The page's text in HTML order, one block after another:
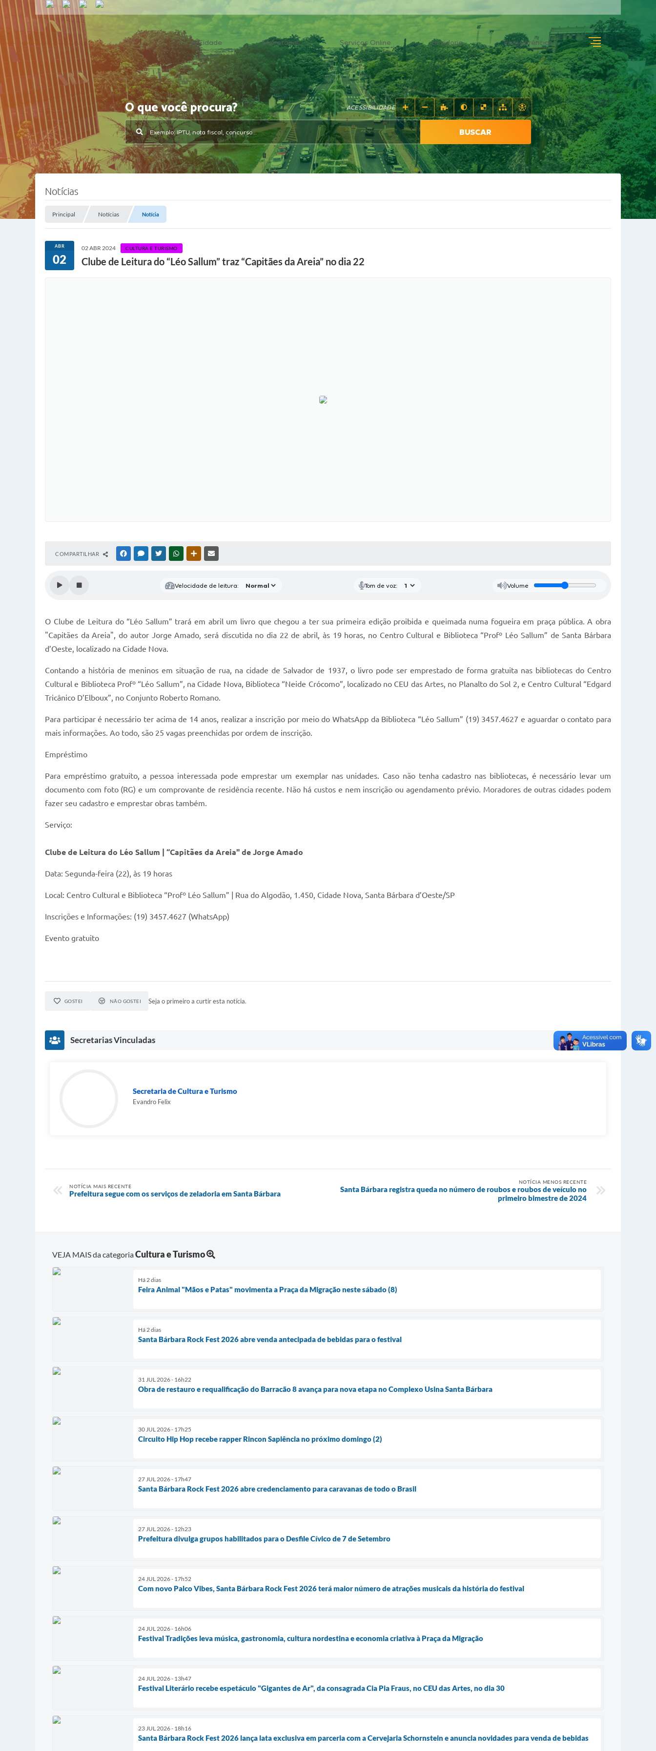
A Cidade Secretarias Serviços Online Ouvidoria Transparência
O que você procura?
BUSCAR
ACESSIBILIDADE
Notícias
Principal Notícias Notícia
ABR
02
02 ABR 2024 CULTURA E TURISMO
Clube de Leitura do “Léo Sallum” traz “Capitães da Areia” no dia 22
COMPARTILHAR FACEBOOKMESSENGER
TWITTERWHATSAPPOUTRAS MÍDIAS
Velocidade de leitura: Tom de voz: Volume
O Clube de Leitura do “Léo Sallum” trará em abril um livro que chegou a ter sua primeira edição proibida e queimada numa fogueira em praça pública. A obra
"Capitães da Areia", do autor Jorge Amado, será discutida no dia 22 de abril, às 19 horas, no Centro Cultural e Biblioteca “Profº Léo Sallum” de Santa Bárbara
d’Oeste, localizado na Cidade Nova.
Contando a história de meninos em situação de rua, na cidade de Salvador de 1937, o livro pode ser emprestado de forma gratuita nas bibliotecas do Centro
Cultural e Biblioteca Profº “Léo Sallum”, na Cidade Nova, Biblioteca “Neide Crócomo”, localizado no CEU das Artes, no Planalto do Sol 2, e Centro Cultural “Edgard
Tricânico D’Elboux”, no Conjunto Roberto Romano.
Para participar é necessário ter acima de 14 anos, realizar a inscrição por meio do WhatsApp da Biblioteca “Léo Sallum” (19) 3457.4627 e aguardar o contato para
mais informações. Ao todo, são 25 vagas preenchidas por ordem de inscrição.
Empréstimo
Para empréstimo gratuito, a pessoa interessada pode emprestar um exemplar nas unidades. Caso não tenha cadastro nas bibliotecas, é necessário levar um
documento com foto (RG) e um comprovante de residência recente. Não há custos e nem inscrição ou agendamento prévio. Moradores de outras cidades podem
fazer seu cadastro e emprestar obras também.
Serviço:
Clube de Leitura do Léo Sallum | “Capitães da Areia" de Jorge Amado
Data: Segunda-feira (22), às 19 horas
Local: Centro Cultural e Biblioteca “Profº Léo Sallum” | Rua do Algodão, 1.450, Cidade Nova, Santa Bárbara d’Oeste/SP
Inscrições e Informações: (19) 3457.4627 (WhatsApp)
Evento gratuito
GOSTEI NÃO GOSTEI Seja o primeiro a curtir esta notícia.
Secretarias Vinculadas
Secretaria de Cultura e Turismo
Evandro Felix
NOTÍCIA MAIS RECENTE
Prefeitura segue com os serviços de zeladoria em Santa Bárbara
NOTÍCIA MENOS RECENTE
Santa Bárbara registra queda no número de roubos e roubos de veículo no
primeiro bimestre de 2024
VEJA MAIS da categoriaCultura e Turismo
Há 2 dias
Feira Animal "Mãos e Patas" movimenta a Praça da Migração neste sábado (8)
Há 2 dias
Santa Bárbara Rock Fest 2026 abre venda antecipada de bebidas para o festival
31 JUL 2026 - 16h22
Obra de restauro e requalificação do Barracão 8 avança para nova etapa no Complexo Usina Santa Bárbara
30 JUL 2026 - 17h25
Circuito Hip Hop recebe rapper Rincon Sapiência no próximo domingo (2)
27 JUL 2026 - 17h47
Santa Bárbara Rock Fest 2026 abre credenciamento para caravanas de todo o Brasil
27 JUL 2026 - 12h23
Prefeitura divulga grupos habilitados para o Desfile Cívico de 7 de Setembro
24 JUL 2026 - 17h52
Com novo Palco Vibes, Santa Bárbara Rock Fest 2026 terá maior número de atrações musicais da história do festival
24 JUL 2026 - 16h06
Festival Tradições leva música, gastronomia, cultura nordestina e economia criativa à Praça da Migração
24 JUL 2026 - 13h47
Festival Literário recebe espetáculo "Gigantes de Ar", da consagrada Cia Pia Fraus, no CEU das Artes, no dia 30
23 JUL 2026 - 18h16
Santa Bárbara Rock Fest 2026 lança lata exclusiva em parceria com a Cervejaria Schornstein e anuncia novidades para venda de bebidas